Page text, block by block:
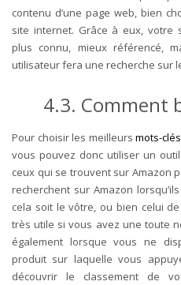
contenu d’une page web, bien
site internet. Grâce à eux, votre
plus connu, mieux référencé,
utilisateur fera une recherche sur
4.3. Comment
Pour choisir les meilleursmots-clés
vous pouvez donc utiliser un
ceux qui se trouvent sur Amazon
recherchent sur Amazon
cela soit le vôtre, ou bien celui
très utile si vous avez une toute
également lorsque vous ne
produit sur laquelle vous
découvrir le classement de